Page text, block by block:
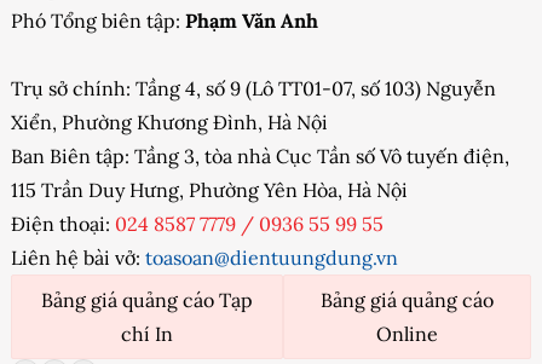
Phó Tổng biên tập: Phạm Văn Anh
Trụ sở chính: Tầng 4, số 9 (Lô TT01-07, số 103) Nguyễn
Xiển, Phường Khương Đình, Hà Nội
Ban Biên tập: Tầng 3, tòa nhà Cục Tần số Vô tuyến điện,
115 Trần Duy Hưng, Phường Yên Hòa, Hà Nội
Điện thoại: 024 8587 7779 / 0936 55 99 55
Liên hệ bài vở: toasoan@dientuungdung.vn
Bảng giá quảng cáo Tạp
chí In
Bảng giá quảng cáo
Online